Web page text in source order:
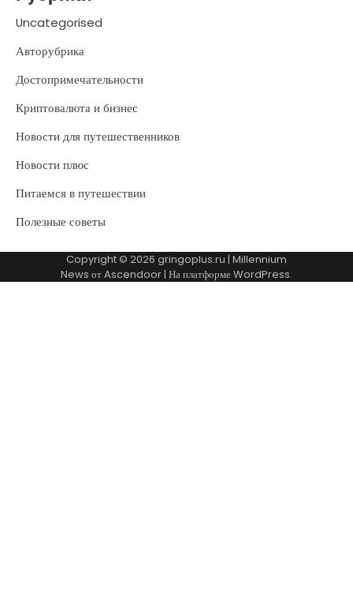
Uncategorised
Авторубрика
Достопримечательности
Криптовалюта и бизнес
Новости для путешественников
Новости плюс
Питаемся в путешествии
Полезные советы
Copyright © 2026 gringoplus.ru | Millennium
News отAscendoor| На платформеWordPress.